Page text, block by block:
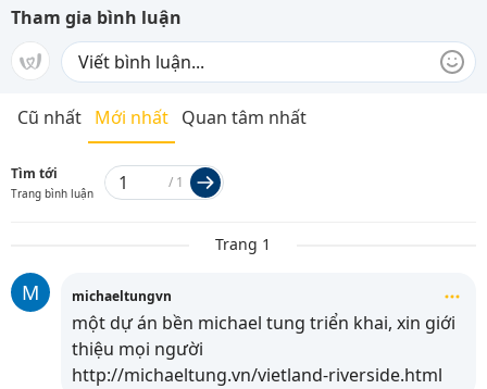
Tham gia bình luận
Cũ nhất Mới nhất Quan tâm nhất
Tìm tới
Trang bình luận
/ 1
Trang 1
M michaeltungvn
một dự án bền michael tung triển khai, xin giới
thiệu mọi người
http://michaeltung.vn/vietland-riverside.html